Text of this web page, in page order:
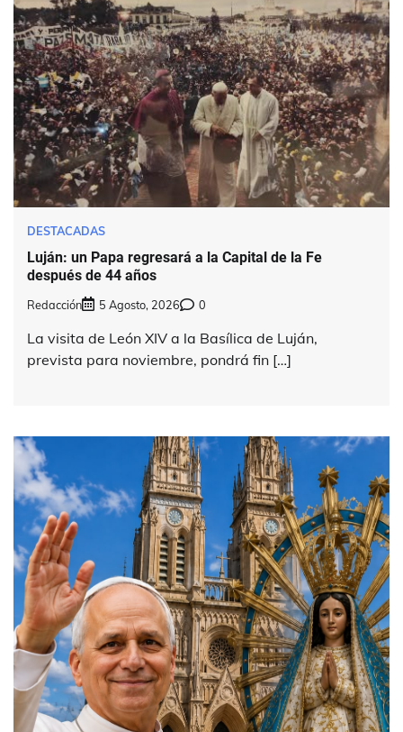
DESTACADAS
Luján: un Papa regresará a la Capital de la Fe
después de 44 años
Redacción 5 Agosto, 2026 0
La visita de León XIV a la Basílica de Luján,
prevista para noviembre, pondrá fin […]